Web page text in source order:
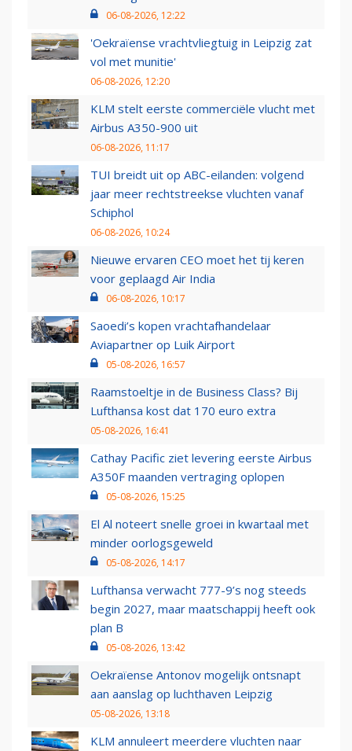
06-08-2026, 12:22
'Oekraïense vrachtvliegtuig in Leipzig zat
vol met munitie'
06-08-2026, 12:20
KLM stelt eerste commerciële vlucht met
Airbus A350-900 uit
06-08-2026, 11:17
TUI breidt uit op ABC-eilanden: volgend
jaar meer rechtstreekse vluchten vanaf
Schiphol
06-08-2026, 10:24
Nieuwe ervaren CEO moet het tij keren
voor geplaagd Air India
06-08-2026, 10:17
Saoedi’s kopen vrachtafhandelaar
Aviapartner op Luik Airport
05-08-2026, 16:57
Raamstoeltje in de Business Class? Bij
Lufthansa kost dat 170 euro extra
05-08-2026, 16:41
Cathay Pacific ziet levering eerste Airbus
A350F maanden vertraging oplopen
05-08-2026, 15:25
El Al noteert snelle groei in kwartaal met
minder oorlogsgeweld
05-08-2026, 14:17
Lufthansa verwacht 777-9’s nog steeds
begin 2027, maar maatschappij heeft ook
plan B
05-08-2026, 13:42
Oekraïense Antonov mogelijk ontsnapt
aan aanslag op luchthaven Leipzig
05-08-2026, 13:18
KLM annuleert meerdere vluchten naar